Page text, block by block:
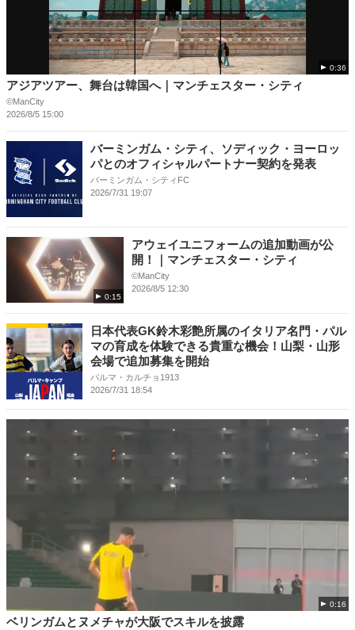
0:36
アジアツアー、舞台は韓国へ｜マンチェスター・シティ
©ManCity
2026/8/5 15:00
バーミンガム・シティ、ソディック・ヨーロッ
パとのオフィシャルパートナー契約を発表
バーミンガム・シティFC
2026/7/31 19:07
0:15
アウェイユニフォームの追加動画が公
開！｜マンチェスター・シティ
©ManCity
2026/8/5 12:30
日本代表GK鈴木彩艶所属のイタリア名門・パル
マの育成を体験できる貴重な機会！山梨・山形
会場で追加募集を開始
パルマ・カルチョ1913
2026/7/31 18:54
0:16
ベリンガムとヌメチャが大阪でスキルを披露